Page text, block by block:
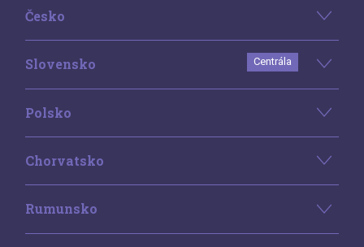
Česko
Slovensko Centrála
Polsko
Chorvatsko
Rumunsko